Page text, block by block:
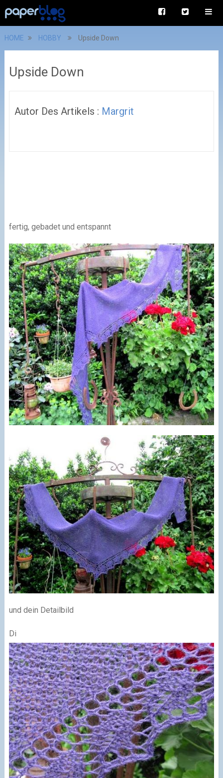
HOME HOBBY Upside Down
Upside Down
Autor Des Artikels : Margrit
fertig, gebadet und entspannt
und dein Detailbild
Di